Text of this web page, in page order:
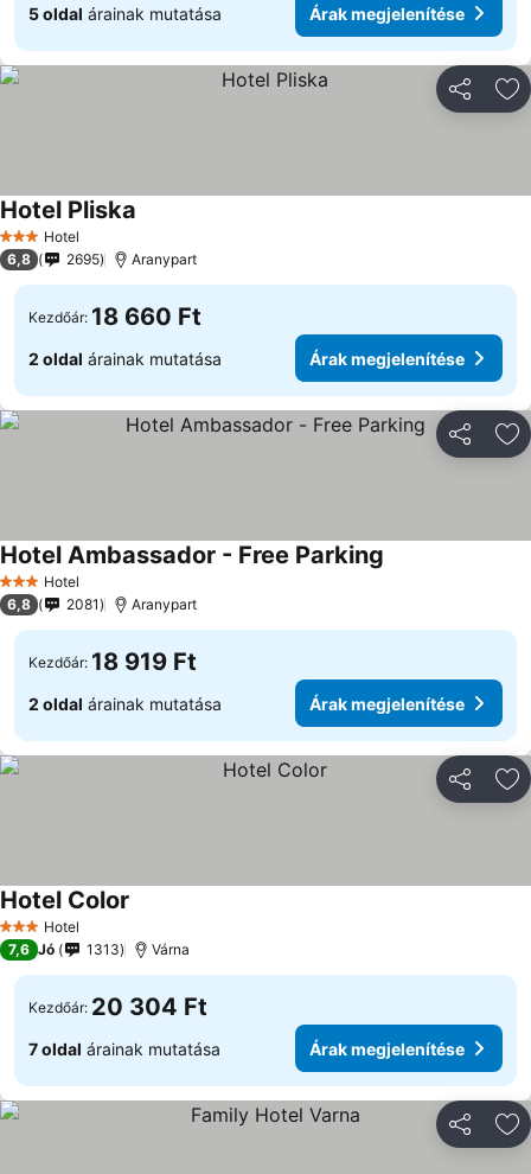
5 oldal árainak mutatása Árak megjelenítése
3 Kategória
Hotel
Hotel Pliska
6,8 2695 Aranypart
Kezdőár: 18 660 Ft
2 oldal árainak mutatása Árak megjelenítése
3 Kategória
Hotel
Hotel Ambassador - Free Parking
6,8 2081 Aranypart
Kezdőár: 18 919 Ft
2 oldal árainak mutatása Árak megjelenítése
3 Kategória
Hotel
Hotel Color
7,6 Jó 1313 Várna
Kezdőár: 20 304 Ft
7 oldal árainak mutatása Árak megjelenítése